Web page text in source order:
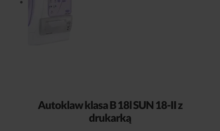
Autoklaw klasa B 18l SUN 18-II z
drukarką